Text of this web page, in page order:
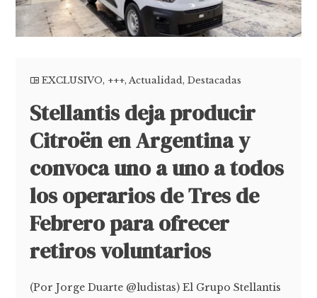
EXCLUSIVO, +++,Actualidad,Destacadas
Stellantis deja producir
Citroën en Argentina y
convoca uno a uno a todos
los operarios de Tres de
Febrero para ofrecer
retiros voluntarios
(Por Jorge Duarte @ludistas) El Grupo Stellantis